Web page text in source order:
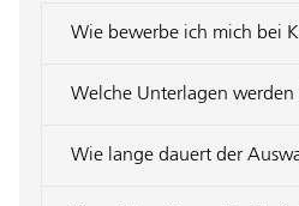
Wie bewerbe ich mich bei
Welche Unterlagen
Wie lange dauert der